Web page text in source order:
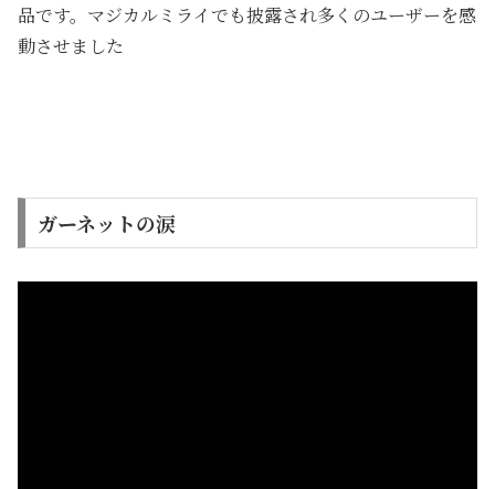
品です。マジカルミライでも披露され多くのユーザーを感
動させました
ガーネットの涙